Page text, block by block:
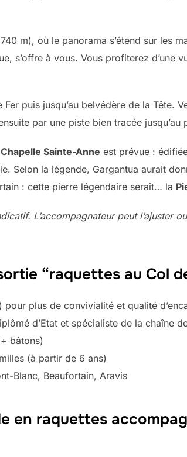
m), où le panorama s’étend sur les
s’offre à vous. Vous profiterez d’une
puis jusqu’au belvédère de la Tête.
par une piste bien tracée jusqu’au
Chapelle Sainte-Anne est prévue :
Selon la légende, Gargantua aurait
: cette pierre légendaire serait… la
L’accompagnateur peut l’ajuster
“raquettes au Col
plus de convivialité et qualité
d’Etat et spécialiste de la chaîne
bâtons)
(à partir de 6 ans)
Blanc, Beaufortain, Aravis
en raquettes